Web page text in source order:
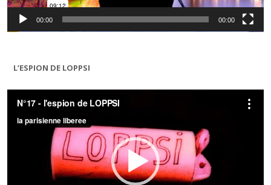
00:00 00:00
L’ESPION DE LOPPSI
Lecteur
vidéo